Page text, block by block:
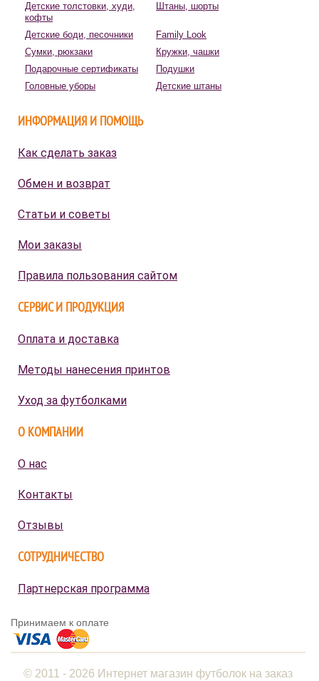
Детские толстовки, худи,
кофты
Штаны, шорты
Детские боди, песочники
Family Look
Сумки, рюкзаки
Кружки, чашки
Подарочные сертификаты
Подушки
Головные уборы
Детские штаны
ИНФОРМАЦИЯ И ПОМОЩЬ
Как сделать заказ
Обмен и возврат
Статьи и советы
Мои заказы
Правила пользования сайтом
СЕРВИС И ПРОДУКЦИЯ
Оплата и доставка
Методы нанесения принтов
Уход за футболками
О КОМПАНИИ
О нас
Контакты
Отзывы
СОТРУДНИЧЕСТВО
Партнерская программа
Принимаем к оплате
© 2011 - 2026 Интернет магазин футболок на заказ